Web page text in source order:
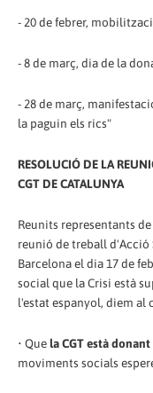
- 20 de febrer,
- 8 de març, dia de la
- 28 de març,
la paguin els rics"
RESOLUCIÓ DE LA
CGT DE CATALUNYA
Reunits representants
reunió de treball d'Acció
Barcelona el dia 17 de
social que la Crisi està
l'estat espanyol, diem al
• Quela CGT està
moviments socials